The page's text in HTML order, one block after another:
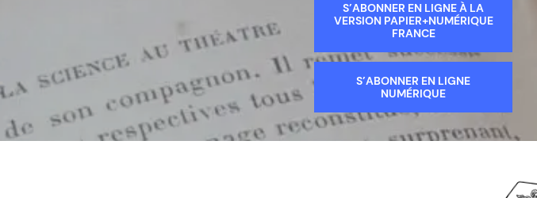
S’ABONNER EN LIGNE À LA
VERSION PAPIER+NUMÉRIQUE
FRANCE
S’ABONNER EN LIGNE
NUMÉRIQUE